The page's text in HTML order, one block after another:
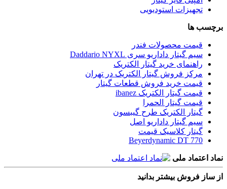
تجهیزات استودیویی
برچسب ها
قیمت محصولات فندر
سیم گیتار داداریو سری Daddario NYXL
راهنمای خرید گیتار الکتریک
مرکز فروش گیتار الکتریک در تهران
قیمت خرید فروش قطعات گیتار
قیمت گیتار الکتریک ibanez
قیمت گیتار الحمرا
گیتار الکتریک طرح گیبسون
سیم گیتار داداریو اصل
گیتار کلاسیک قیمت
Beyerdynamic DT 770
نماد اعتماد ملی
از ساز فروش بیشتر بدانید